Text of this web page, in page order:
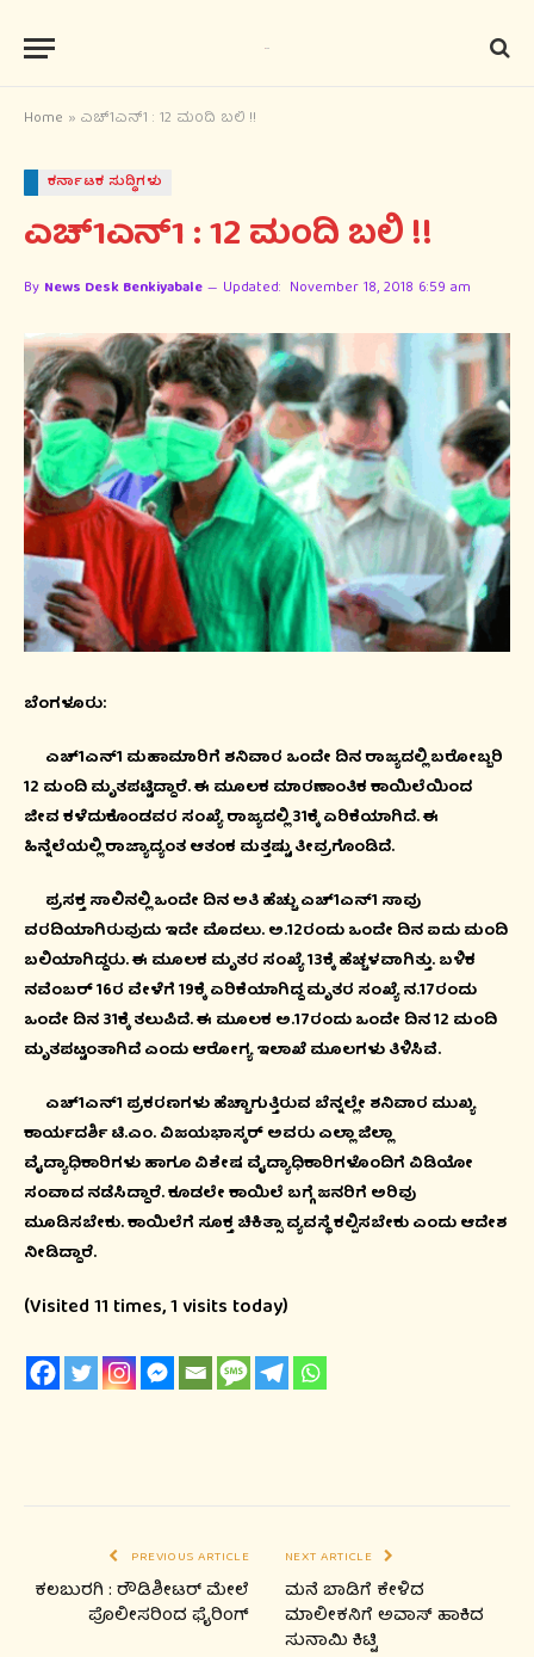
Home » ಎಚ್‌1ಎನ್‌1 : 12 ಮಂದಿ ಬಲಿ !!
ಕರ್ನಾಟಕ ಸುದ್ಧಿಗಳು
ಎಚ್‌1ಎನ್‌1 : 12 ಮಂದಿ ಬಲಿ !!
By News Desk Benkiyabale Updated: November 18, 2018 6:59 am
ಬೆಂಗಳೂರು:
ಎಚ್‌1ಎನ್‌1 ಮಹಾಮಾರಿಗೆ ಶನಿವಾರ ಒಂದೇ ದಿನ ರಾಜ್ಯದಲ್ಲಿ ಬರೋಬ್ಬರಿ
12 ಮಂದಿ ಮೃತಪಟ್ಟಿದ್ದಾರೆ. ಈ ಮೂಲಕ ಮಾರಣಾಂತಿಕ ಕಾಯಿಲೆಯಿಂದ
ಜೀವ ಕಳೆದುಕೊಂಡವರ ಸಂಖ್ಯೆ ರಾಜ್ಯದಲ್ಲಿ 31ಕ್ಕೆ ಏರಿಕೆಯಾಗಿದೆ. ಈ
ಹಿನ್ನೆಲೆಯಲ್ಲಿ ರಾಜ್ಯಾದ್ಯಂತ ಆತಂಕ ಮತ್ತಷ್ಟು ತೀವ್ರಗೊಂಡಿದೆ.
ಪ್ರಸಕ್ತ ಸಾಲಿನಲ್ಲಿ ಒಂದೇ ದಿನ ಅತಿ ಹೆಚ್ಚು ಎಚ್‌1ಎನ್‌1 ಸಾವು
ವರದಿಯಾಗಿರುವುದು ಇದೇ ಮೊದಲು. ಅ.12ರಂದು ಒಂದೇ ದಿನ ಐದು ಮಂದಿ
ಬಲಿಯಾಗಿದ್ದರು. ಈ ಮೂಲಕ ಮೃತರ ಸಂಖ್ಯೆ 13ಕ್ಕೆ ಹೆಚ್ಚಳವಾಗಿತ್ತು. ಬಳಿಕ
ನವೆಂಬರ್‌ 16ರ ವೇಳೆಗೆ 19ಕ್ಕೆ ಏರಿಕೆಯಾಗಿದ್ದ ಮೃತರ ಸಂಖ್ಯೆ ನ.17ರಂದು
ಒಂದೇ ದಿನ 31ಕ್ಕೆ ತಲುಪಿದೆ. ಈ ಮೂಲಕ ಅ.17ರಂದು ಒಂದೇ ದಿನ 12 ಮಂದಿ
ಮೃತಪಟ್ಟಂತಾಗಿದೆ ಎಂದು ಆರೋಗ್ಯ ಇಲಾಖೆ ಮೂಲಗಳು ತಿಳಿಸಿವೆ.
ಎಚ್‌1ಎನ್‌1 ಪ್ರಕರಣಗಳು ಹೆಚ್ಚಾಗುತ್ತಿರುವ ಬೆನ್ನಲ್ಲೇ ಶನಿವಾರ ಮುಖ್ಯ
ಕಾರ್ಯದರ್ಶಿ ಟಿ.ಎಂ. ವಿಜಯಭಾಸ್ಕರ್‌ ಅವರು ಎಲ್ಲಾ ಜಿಲ್ಲಾ
ವೈದ್ಯಾಧಿಕಾರಿಗಳು ಹಾಗೂ ವಿಶೇಷ ವೈದ್ಯಾಧಿಕಾರಿಗಳೊಂದಿಗೆ ವಿಡಿಯೋ
ಸಂವಾದ ನಡೆಸಿದ್ದಾರೆ. ಕೂಡಲೇ ಕಾಯಿಲೆ ಬಗ್ಗೆ ಜನರಿಗೆ ಅರಿವು
ಮೂಡಿಸಬೇಕು. ಕಾಯಿಲೆಗೆ ಸೂಕ್ತ ಚಿಕಿತ್ಸಾ ವ್ಯವಸ್ಥೆ ಕಲ್ಪಿಸಬೇಕು ಎಂದು ಆದೇಶ
ನೀಡಿದ್ದಾರೆ.
(Visited 11 times, 1 visits today)
PREVIOUS ARTICLE
ಕಲಬುರಗಿ : ರೌಡಿಶೀಟರ್ ಮೇಲೆ
ಪೊಲೀಸರಿಂದ ಫೈರಿಂಗ್
NEXT ARTICLE
ಮನೆ ಬಾಡಿಗೆ ಕೇಳಿದ
ಮಾಲೀಕನಿಗೆ ಅವಾಸ್‌‌ ಹಾಕಿದ
ಸುನಾಮಿ ಕಿಟ್ಟಿ